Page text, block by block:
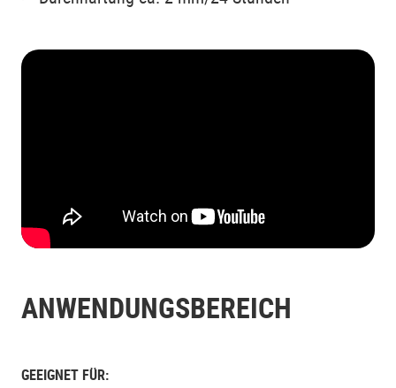
ANWENDUNGSBEREICH
GEEIGNET FÜR: